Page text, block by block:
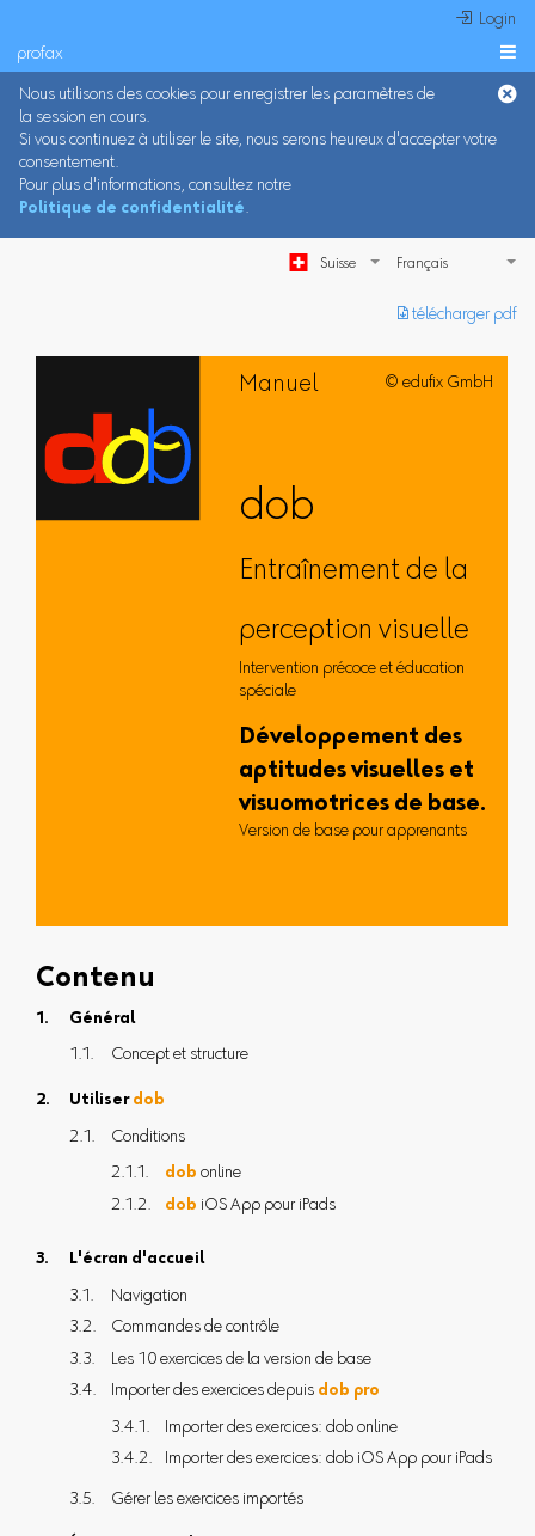
 Login
profax 
Nous utilisons des cookies pour enregistrer les paramètres de
la session en cours.
Si vous continuez à utiliser le site, nous serons heureux d'accepter votre
consentement.
Pour plus d'informations, consultez notre
Politique de confidentialité.
Suisse
︎ télécharger pdf
Manuel © edufix GmbH
dob
Entraînement de la
perception visuelle
Intervention précoce et éducation
spéciale
Développement des
aptitudes visuelles et
visuomotrices de base.
Version de base pour apprenants
Contenu
Général
Concept et structure
Utiliser dob
Conditions
dob online
dob iOS App pour iPads
L'écran d'accueil
Navigation
Commandes de contrôle
Les 10 exercices de la version de base
Importer des exercices depuis dob pro
Importer des exercices: dob online
Importer des exercices: dob iOS App pour iPads
Gérer les exercices importés